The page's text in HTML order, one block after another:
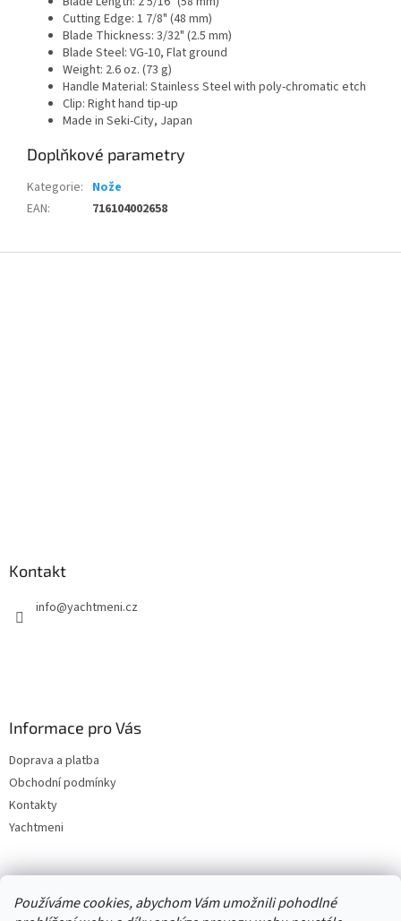
Používáme cookies, abychom Vám umožnili pohodlné
Cutting Edge: 1 7/8" (48 mm)
Blade Thickness: 3/32" (2.5 mm)
Blade Steel: VG-10, Flat ground
Weight: 2.6 oz. (73 g)
Handle Material: Stainless Steel with poly-chromatic etch
Clip: Right hand tip-up
Made in Seki-City, Japan
Doplňkové parametry
Kategorie: Nože
EAN: 716104002658
Kontakt
info@yachtmeni.cz
Informace pro Vás
Doprava a platba
Obchodní podmínky
Kontakty
Yachtmeni
Zboží.cz Heureka.cz Yachtmeni ComGate Payments, a.s.